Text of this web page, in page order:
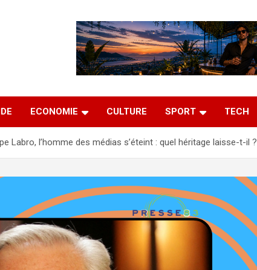
ECONOMIE CULTURE SPORT TECH
Labro, l’homme des médias s’éteint : quel héritage laisse-t-il ?